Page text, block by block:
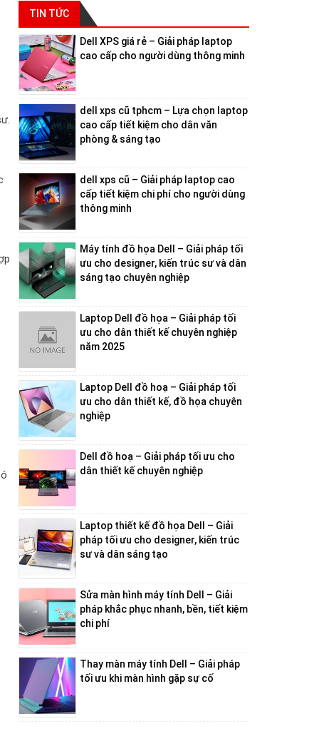
TIN TỨC
Dell XPS giá rẻ – Giải pháp laptop
cao cấp cho người dùng thông minh
dell xps cũ tphcm – Lựa chọn laptop
cao cấp tiết kiệm cho dân văn
phòng & sáng tạo
dell xps cũ – Giải pháp laptop cao
cấp tiết kiệm chi phí cho người dùng
thông minh
Máy tính đồ họa Dell – Giải pháp tối
ưu cho designer, kiến trúc sư và dân
sáng tạo chuyên nghiệp
Laptop Dell đồ họa – Giải pháp tối
ưu cho dân thiết kế chuyên nghiệp
năm 2025
Laptop Dell đồ hoạ – Giải pháp tối
ưu cho dân thiết kế, đồ họa chuyên
nghiệp
Dell đồ hoạ – Giải pháp tối ưu cho
dân thiết kế chuyên nghiệp
Laptop thiết kế đồ họa Dell – Giải
pháp tối ưu cho designer, kiến trúc
sư và dân sáng tạo
Sửa màn hình máy tính Dell – Giải
pháp khắc phục nhanh, bền, tiết kiệm
chi phí
Thay màn máy tính Dell – Giải pháp
tối ưu khi màn hình gặp sự cố